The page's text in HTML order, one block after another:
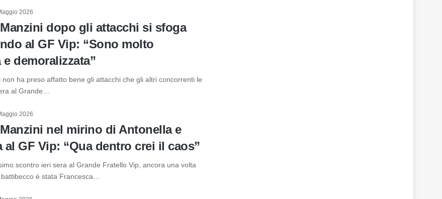
2026
dopo gli attacchi si sfoga
al GF Vip: “Sono molto
demoralizzata”
non ha preso affatto bene gli attacchi che gli altri concorrenti le
al Grande…
2026
nel mirino di Antonella e
al GF Vip: “Qua dentro crei il caos”
scontro ieri sera al Grande Fratello Vip, ancora una volta
è stata Francesca…